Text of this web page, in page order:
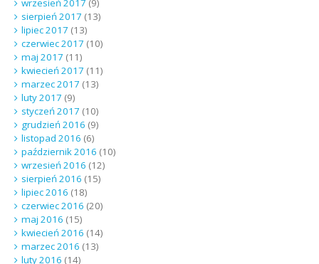
wrzesień 2017 (9)
sierpień 2017 (13)
lipiec 2017 (13)
czerwiec 2017 (10)
maj 2017 (11)
kwiecień 2017 (11)
marzec 2017 (13)
luty 2017 (9)
styczeń 2017 (10)
grudzień 2016 (9)
listopad 2016 (6)
październik 2016 (10)
wrzesień 2016 (12)
sierpień 2016 (15)
lipiec 2016 (18)
czerwiec 2016 (20)
maj 2016 (15)
kwiecień 2016 (14)
marzec 2016 (13)
luty 2016 (14)